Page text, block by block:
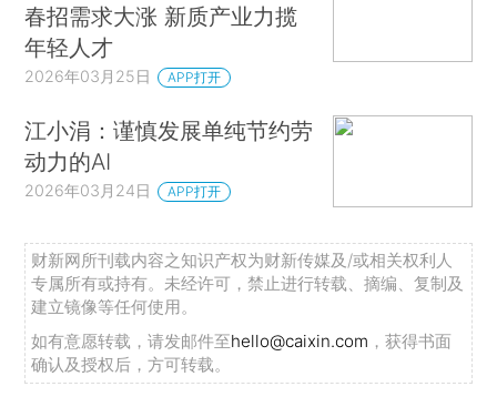
春招需求大涨 新质产业力揽
年轻人才
2026年03月25日 APP打开
江小涓：谨慎发展单纯节约劳
动力的AI
2026年03月24日 APP打开
财新网所刊载内容之知识产权为财新传媒及/或相关权利人
专属所有或持有。未经许可，禁止进行转载、摘编、复制及
建立镜像等任何使用。
如有意愿转载，请发邮件至hello@caixin.com ，获得书面
确认及授权后，方可转载。